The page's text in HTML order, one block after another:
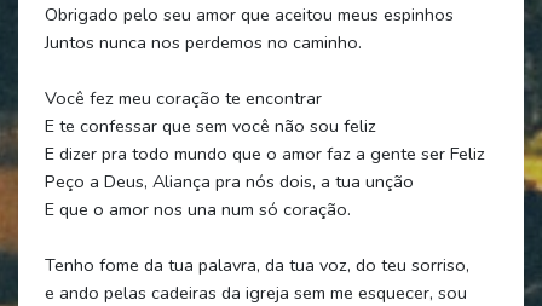
Obrigado pelo seu amor que aceitou meus espinhos
Juntos nunca nos perdemos no caminho.
Você fez meu coração te encontrar
E te confessar que sem você não sou feliz
E dizer pra todo mundo que o amor faz a gente ser Feliz
Peço a Deus, Aliança pra nós dois, a tua unção
E que o amor nos una num só coração.
Tenho fome da tua palavra, da tua voz, do teu sorriso,
e ando pelas cadeiras da igreja sem me esquecer, sou